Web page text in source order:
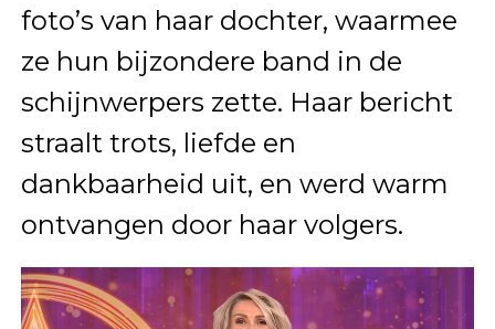
foto’s van haar dochter, waarmee
ze hun bijzondere band in de
schijnwerpers zette. Haar bericht
straalt trots, liefde en
dankbaarheid uit, en werd warm
ontvangen door haar volgers.